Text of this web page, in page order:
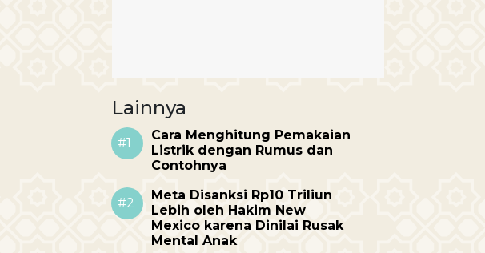
Lainnya
#1
Cara Menghitung Pemakaian
Listrik dengan Rumus dan
Contohnya
#2
Meta Disanksi Rp10 Triliun
Lebih oleh Hakim New
Mexico karena Dinilai Rusak
Mental Anak